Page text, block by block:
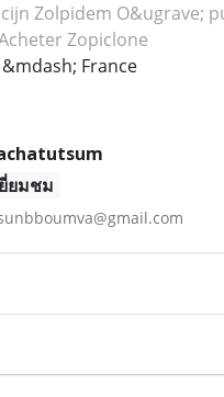
Zolpidem O&ugrave;
Zopiclone
France
ยมชม